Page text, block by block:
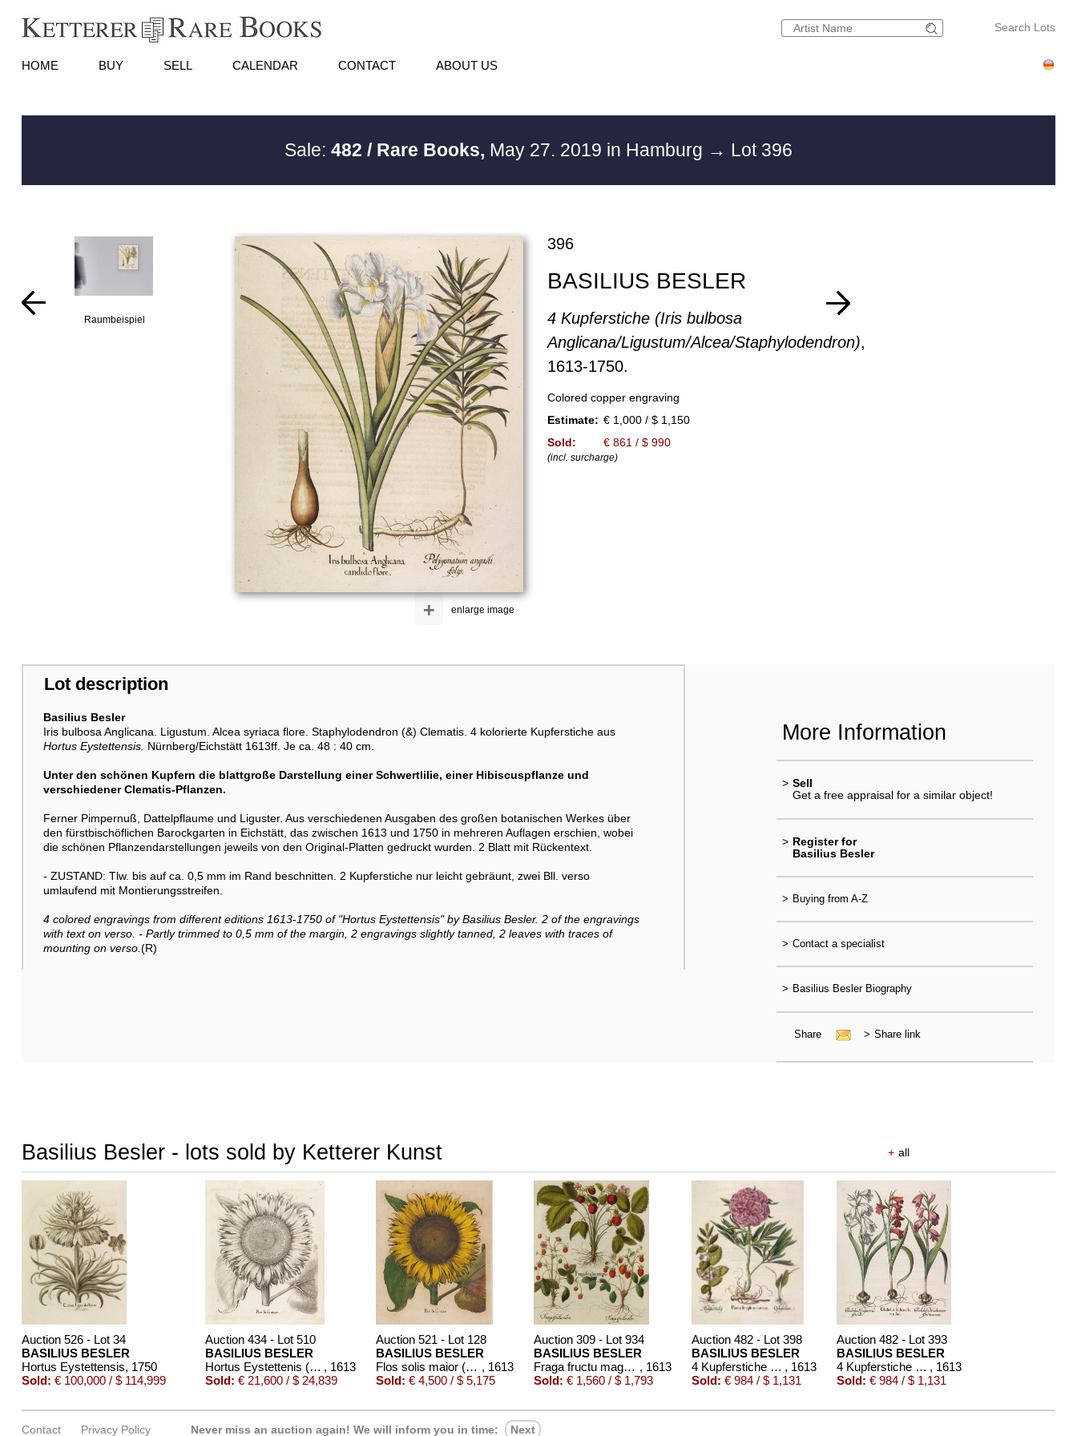
Search Lots
HOME BUY SELL CALENDAR CONTACT ABOUT US
Sale: 482 / Rare Books, May 27. 2019 in Hamburg → Lot 396
Raumbeispiel
enlarge image
+
396
BASILIUS BESLER
4 Kupferstiche (Iris bulbosa
Anglicana/Ligustum/Alcea/Staphylodendron),
1613-1750.
Colored copper engraving
Estimate: € 1,000 / $ 1,150
Sold:
€ 861 / $ 990
(incl. surcharge)
Lot description
Basilius Besler
Iris bulbosa Anglicana. Ligustum. Alcea syriaca flore. Staphylodendron (&) Clematis. 4 kolorierte Kupferstiche aus
Hortus Eystettensis. Nürnberg/Eichstätt 1613ff. Je ca. 48 : 40 cm.
Unter den schönen Kupfern die blattgroße Darstellung einer Schwertlilie, einer Hibiscuspflanze und
verschiedener Clematis-Pflanzen.
Ferner Pimpernuß, Dattelpflaume und Liguster. Aus verschiedenen Ausgaben des großen botanischen Werkes über
den fürstbischöflichen Barockgarten in Eichstätt, das zwischen 1613 und 1750 in mehreren Auflagen erschien, wobei
die schönen Pflanzendarstellungen jeweils von den Original-Platten gedruckt wurden. 2 Blatt mit Rückentext.
- ZUSTAND: Tlw. bis auf ca. 0,5 mm im Rand beschnitten. 2 Kupferstiche nur leicht gebräunt, zwei Bll. verso
umlaufend mit Montierungsstreifen.
4 colored engravings from different editions 1613-1750 of "Hortus Eystettensis" by Basilius Besler. 2 of the engravings
with text on verso. - Partly trimmed to 0,5 mm of the margin, 2 engravings slightly tanned, 2 leaves with traces of
mounting on verso.(R)
More Information
> Sell
Get a free appraisal for a similar object!
> Register for
Basilius Besler
> Buying from A-Z
> Contact a specialist
> Basilius Besler Biography
Share > Share link
Basilius Besler - lots sold by Ketterer Kunst + all
Auction 526 - Lot 34
BASILIUS BESLER
Hortus Eystettensis, 1750
Sold: € 100,000 / $ 114,999
Auction 434 - Lot 510
BASILIUS BESLER
Hortus Eystettenis (Fragment mit ca. 190 Bll.) , 1613
Sold: € 21,600 / $ 24,839
Auction 521 - Lot 128
BASILIUS BESLER
Flos solis maior (aus Hortus Eystettensis) , 1613
Sold: € 4,500 / $ 5,175
Auction 309 - Lot 934
BASILIUS BESLER
Fraga fructu magno/Großfrüchtige Erdbeere. , 1613
Sold: € 1,560 / $ 1,793
Auction 482 - Lot 398
BASILIUS BESLER
4 Kupferstiche (Paeonia flore pleno/Iris bulbosa/Tripolium/Arba Judea) , 1613
Sold: € 984 / $ 1,131
Auction 482 - Lot 393
BASILIUS BESLER
4 Kupferstiche (Gladiolus/Cyclamen/Bellis/Asphodelus) , 1613
Sold: € 984 / $ 1,131
Contact Privacy Policy Never miss an auction again! We will inform you in time: Next